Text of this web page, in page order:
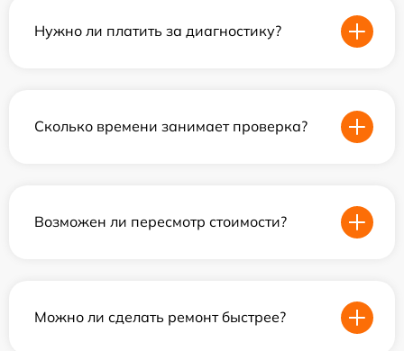
Нужно ли платить за диагностику?
Сколько времени занимает проверка?
Возможен ли пересмотр стоимости?
Можно ли сделать ремонт быстрее?